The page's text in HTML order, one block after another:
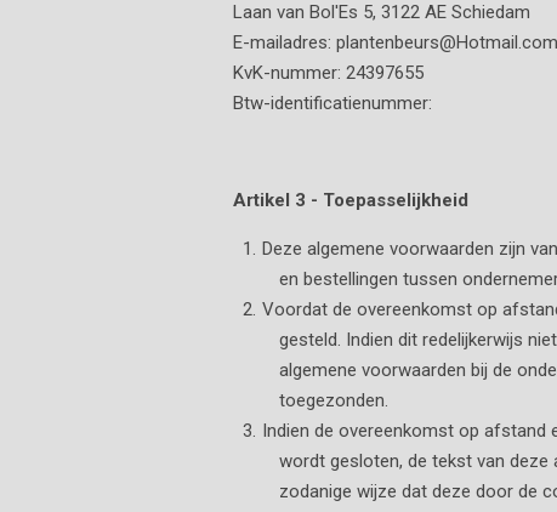
Laan van Bol'Es 5, 3122 AE Schiedam
E-mailadres: plantenbeurs@Hotmail.com
KvK-nummer: 24397655
Btw-identificatienummer:
Artikel 3 - Toepasselijkheid
Deze algemene voorwaarden zijn
en bestellingen tussen
Voordat de overeenkomst op
gesteld. Indien dit redelijkerwijs
algemene voorwaarden bij de
toegezonden.
Indien de overeenkomst op afstand
wordt gesloten, de tekst van deze
zodanige wijze dat deze door de